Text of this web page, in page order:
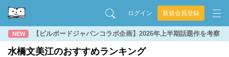
ログイン 新規会員登録
NEW 【ビルボードジャパンコラボ企画】2026年上半期話題作を考察
水橋文美江のおすすめランキング